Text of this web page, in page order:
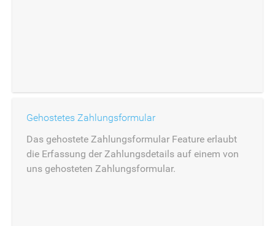
Gehostetes Zahlungsformular
Das gehostete Zahlungsformular Feature erlaubt
die Erfassung der Zahlungsdetails auf einem von
uns gehosteten Zahlungsformular.